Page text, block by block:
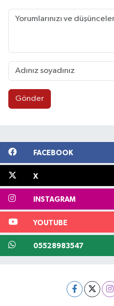
Gönder
FACEBOOK
X
INSTAGRAM
YOUTUBE
05528983547